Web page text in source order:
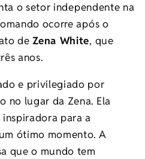
o setor independente na
ocorre após o
deZena White, que
anos.
e privilegiado por
no lugar da Zena. Ela
para a
ótimo momento. A
que o mundo tem